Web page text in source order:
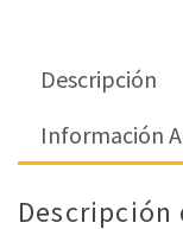
Descripción
Información